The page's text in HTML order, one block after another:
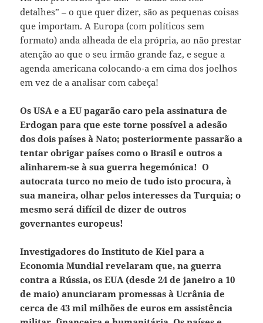
detalhes” – o que quer dizer, são as pequenas coisas
que importam. A Europa (com políticos sem
formato) anda alheada de ela própria, ao não prestar
atenção ao que o seu irmão grande faz, e segue a
agenda americana colocando-a em cima dos joelhos
em vez de a analisar com cabeça!
Os USA e a EU pagarão caro pela assinatura de
Erdogan para que este torne possível a adesão
dos dois países à Nato; posteriormente passarão a
tentar obrigar países como o Brasil e outros a
alinharem-se à sua guerra hegemónica! O
autocrata turco no meio de tudo isto procura, à
sua maneira, olhar pelos interesses da Turquia; o
mesmo será difícil de dizer de outros
governantes europeus!
Investigadores do Instituto de Kiel para a
Economia Mundial revelaram que, na guerra
contra a Rússia, os EUA (desde 24 de janeiro a 10
de maio) anunciaram promessas à Ucrânia de
cerca de 43 mil milhões de euros em assistência